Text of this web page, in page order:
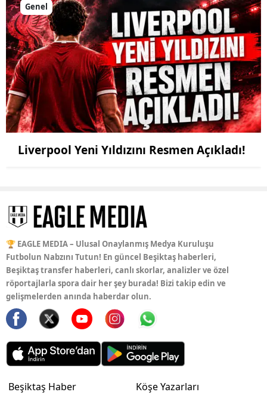
Genel
Liverpool Yeni Yıldızını Resmen Açıkladı!
🏆 EAGLE MEDIA – Ulusal Onaylanmış Medya Kuruluşu
Futbolun Nabzını Tutun! En güncel Beşiktaş haberleri,
Beşiktaş transfer haberleri, canlı skorlar, analizler ve özel
röportajlarla spora dair her şey burada! Bizi takip edin ve
gelişmelerden anında haberdar olun.
Beşiktaş Haber
Köşe Yazarları